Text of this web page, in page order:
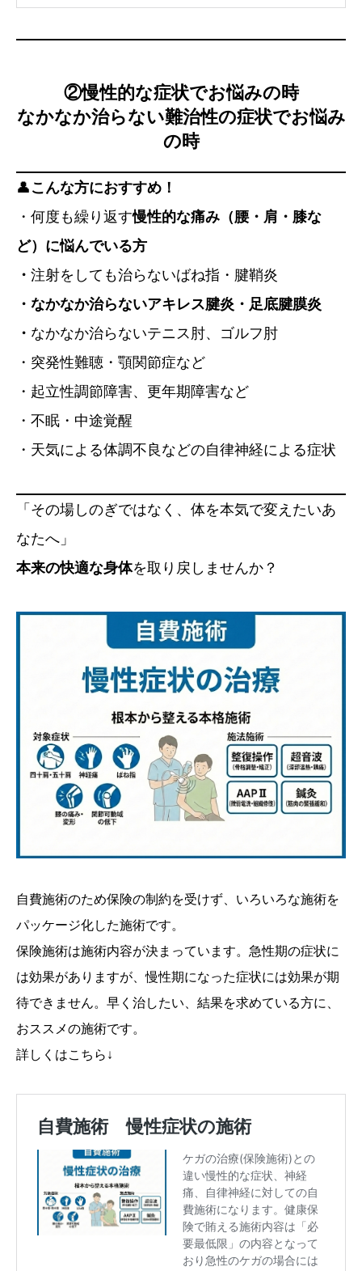
②慢性的な症状でお悩みの時
なかなか治らない難治性の症状でお悩み
の時
👤 こんな方におすすめ！
・何度も繰り返す慢性的な痛み（腰・肩・膝な
ど）に悩んでいる方
・ 注射をしても治らないばね指・腱鞘炎
・なかなか治らないアキレス腱炎・足底腱膜炎
・ なかなか治らないテニス肘、ゴルフ肘
・突発性難聴・顎関節症など
・起立性調節障害、更年期障害など
・不眠・中途覚醒
・天気による体調不良などの自律神経による症状
「その場しのぎではなく、体を本気で変えたいあ
なたへ」
本来の快適な身体を取り戻しませんか？
自費施術のため保険の制約を受けず、いろいろな施術を
パッケージ化した施術です。
保険施術は施術内容が決まっています。急性期の症状に
は効果がありますが、慢性期になった症状には効果が期
待できません。早く治したい、結果を求めている方に、
おススメの施術です。
詳しくはこちら↓